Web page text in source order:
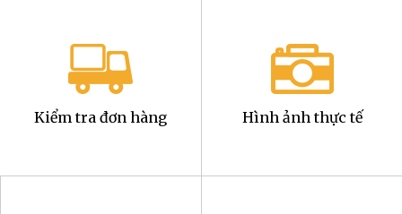
Kiểm tra đơn hàng Hình ảnh thực tế